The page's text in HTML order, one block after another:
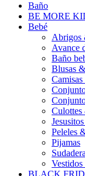
Baño
BE MORE
Bebé
Abrigos
Avance
Baño
Blusas
Culottes
Peleles
Pijamas